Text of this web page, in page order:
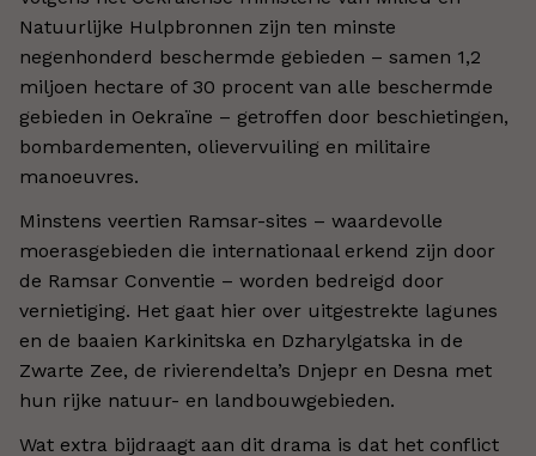
Natuurlijke Hulpbronnen zijn ten minste
negenhonderd beschermde gebieden – samen 1,2
miljoen hectare of 30 procent van alle beschermde
gebieden in Oekraïne – getroffen door beschietingen,
bombardementen, olievervuiling en militaire
manoeuvres.
Minstens veertien Ramsar-sites – waardevolle
moerasgebieden die internationaal erkend zijn door
de Ramsar Conventie – worden bedreigd door
vernietiging. Het gaat hier over uitgestrekte lagunes
en de baaien Karkinitska en Dzharylgatska in de
Zwarte Zee, de rivierendelta’s Dnjepr en Desna met
hun rijke natuur- en landbouwgebieden.
Wat extra bijdraagt aan dit drama is dat het conflict